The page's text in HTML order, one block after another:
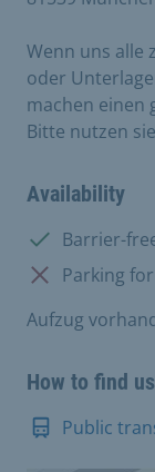
Wenn uns alle
oder
machen einen
Bitte nutzen
Availability
Available:
Barrier-
Not available:
Parking
Aufzug
How to find us
Public